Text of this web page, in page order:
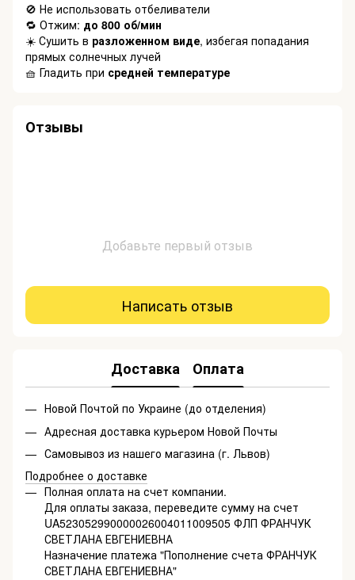
🚫 Не использовать отбеливатели
🔁 Отжим: до 800 об/мин
☀️ Сушить в разложенном виде, избегая попадания
прямых солнечных лучей
🧺 Гладить при средней температуре
Отзывы
Добавьте первый отзыв
Написать отзыв
Доставка Оплата
Новой Почтой по Украине (до отделения)
Адресная доставка курьером Новой Почты
Самовывоз из нашего магазина (г. Львов)
Подробнее о доставке
Полная оплата на счет компании.
Для оплаты заказа, переведите сумму на счет
UA523052990000026004011009505 ФЛП ФРАНЧУК
СВЕТЛАНА ЕВГЕНИЕВНА
Назначение платежа "Пополнение счета ФРАНЧУК
СВЕТЛАНА ЕВГЕНИЕВНА"